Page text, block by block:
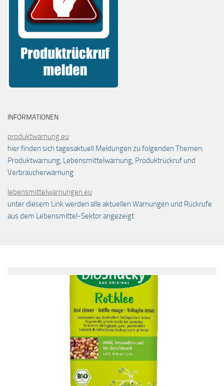
INFORMATIONEN
produktwarnung.eu
hier finden sich tagesaktuell Meldungen zu folgenden Themen:
Produktwarnung, Lebensmittelwarnung, Produktrückruf und
Verbraucherwarnung
lebensmittelwarnungen.eu
unter diesem Link werden alle aktuellen Warnungen und Rückrufe
aus dem Lebensmittel-Sektor angezeigt